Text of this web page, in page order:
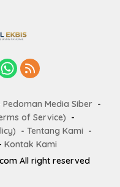
Pedoman Media Siber
of Service)
Tentang Kami
Kontak Kami
All right reserved